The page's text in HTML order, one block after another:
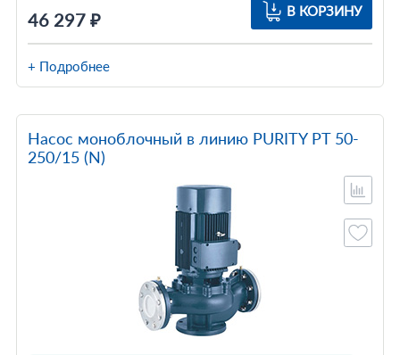
46 297 ₽ В КОРЗИНУ
+ Подробнее
Насос моноблочный в линию PURITY PT 50-
250/15 (N)